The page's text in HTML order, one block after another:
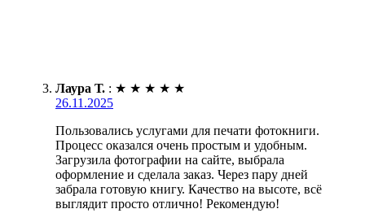
Лаура Т. : ★ ★ ★ ★ ★
26.11.2025
Пользовались услугами для печати фотокниги.
Процесс оказался очень простым и удобным.
Загрузила фотографии на сайте, выбрала
оформление и сделала заказ. Через пару дней
забрала готовую книгу. Качество на высоте, всё
выглядит просто отлично! Рекомендую!